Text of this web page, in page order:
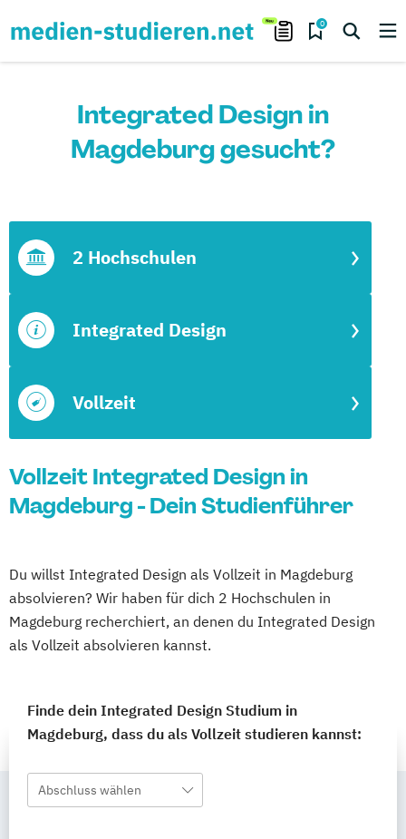
0
Integrated Design in
Magdeburg gesucht?
Vollzeit
Integrated Design
2 Hochschulen
Vollzeit Integrated Design in
Magdeburg - Dein Studienführer
Du willst Integrated Design als Vollzeit in Magdeburg
absolvieren? Wir haben für dich 2 Hochschulen in
Magdeburg recherchiert, an denen du Integrated Design
als Vollzeit absolvieren kannst.
Finde dein Integrated Design Studium in
Magdeburg, dass du als Vollzeit studieren kannst:
Abschluss wählen